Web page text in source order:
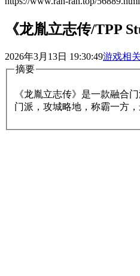
《龙胤立志传/TPP
2026年3月13日 19:30:49游戏相关
摘要
《龙胤立志传》是一款融合
门派，攻城略地，称霸一方